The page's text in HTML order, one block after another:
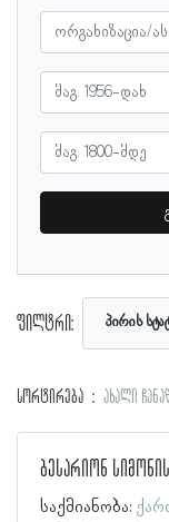
ფილტრი: პირის
სორტირება ახალი
ბესარიონ
საქმიანობა: